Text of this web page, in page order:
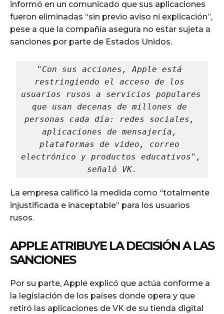
informó en un comunicado que sus aplicaciones
fueron eliminadas “sin previo aviso ni explicación”,
pese a que la compañía asegura no estar sujeta a
sanciones por parte de Estados Unidos.
"Con sus acciones, Apple está
restringiendo el acceso de los
usuarios rusos a servicios populares
que usan decenas de millones de
personas cada día: redes sociales,
aplicaciones de mensajería,
plataformas de video, correo
electrónico y productos educativos",
señaló VK.
La empresa calificó la medida como “totalmente
injustificada e inaceptable” para los usuarios
rusos.
APPLE ATRIBUYE LA DECISIÓN A LAS
SANCIONES
Por su parte, Apple explicó que actúa conforme a
la legislación de los países donde opera y que
retiró las aplicaciones de VK de su tienda digital